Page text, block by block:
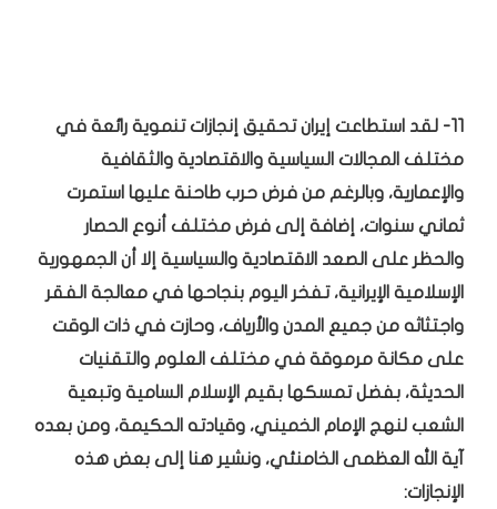
11- لقد استطاعت إيران تحقيق إنجازات تنموية رائعة في
مختلف المجالات السياسية والاقتصادية والثقافية
والإعمارية، وبالرغم من فرض حرب طاحنة عليها استمرت
ثماني سنوات، إضافة إلى فرض مختلف أنوع الحصار
والحظر على الصعد الاقتصادية والسياسية إلا أن الجمهورية
الإسلامية الإيرانية، تفخر اليوم بنجاحها في معالجة الفقر
واجتثاثه من جميع المدن والأرياف، وحازت في ذات الوقت
على مكانة مرموقة في مختلف العلوم والتقنيات
الحديثة، بفضل تمسكها بقيم الإسلام السامية وتبعية
الشعب لنهج الإمام الخميني، وقيادته الحكيمة، ومن بعده
آية الله العظمى الخامنئي، ونشير هنا إلى بعض هذه
الإنجازات: